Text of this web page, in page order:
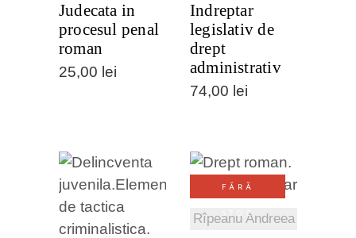
Judecata in
procesul penal
roman
25,00 lei
Indreptar
legislativ de
drept
administrativ
74,00 lei
FĂRĂ
STOC
Rîpeanu Andreea
VEZI